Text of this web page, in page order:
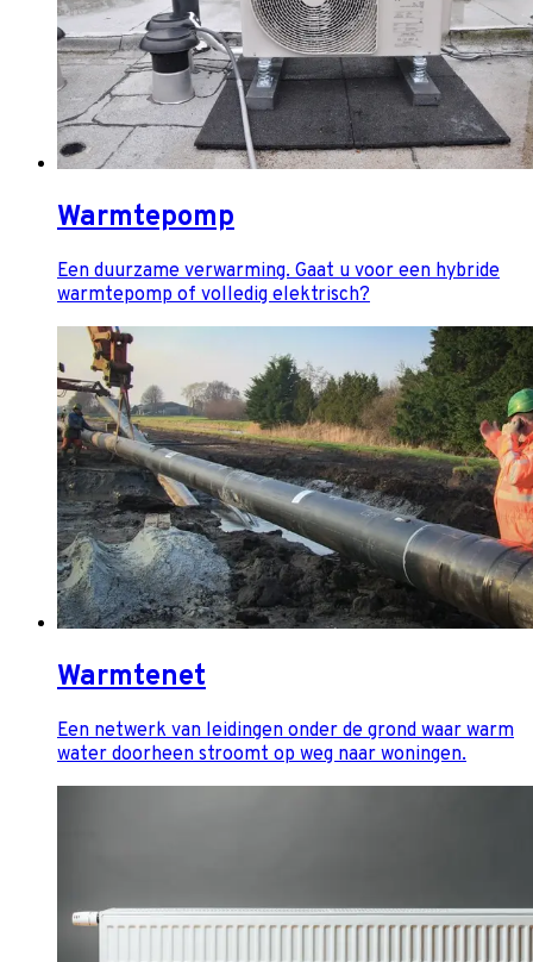
Warmtepomp
Een duurzame verwarming. Gaat u voor een hybride
warmtepomp of volledig elektrisch?
Warmtenet
Een netwerk van leidingen onder de grond waar warm
water doorheen stroomt op weg naar woningen.